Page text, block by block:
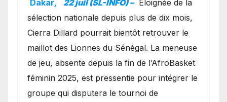
Dakar, 22 juil (SL-INFO) – Éloignée de la
sélection nationale depuis plus de dix mois,
Cierra Dillard pourrait bientôt retrouver le
maillot des Lionnes du Sénégal. La meneuse
de jeu, absente depuis la fin de l’AfroBasket
féminin 2025, est pressentie pour intégrer le
groupe qui disputera le tournoi de